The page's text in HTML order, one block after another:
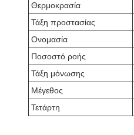
Θερμοκρασία
Τάξη προστασίας
Ονομασία
Ποσοστό ροής
Τάξη μόνωσης
Μέγεθος
Τετάρτη